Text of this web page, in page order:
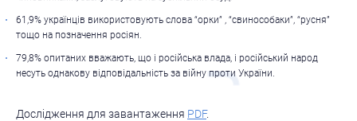
61,9% українців використовують слова “орки” , “свинособаки”, “русня”
тощо на позначення росіян.
79,8% опитаних вважають, що і російська влада, і російський народ
несуть однакову відповідальність за війну проти України.
Доcлідження для завантаження PDF.